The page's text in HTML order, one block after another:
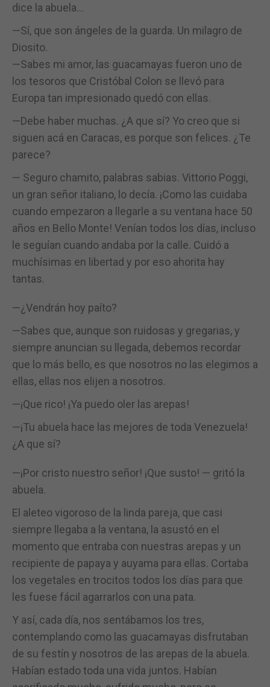
dice la abuela…
—Sí, que son ángeles de la guarda. Un milagro de
Diosito.
—Sabes mi amor, las guacamayas fueron uno de
los tesoros que Cristóbal Colon se llevó para
Europa tan impresionado quedó con ellas.
—Debe haber muchas. ¿A que sí? Yo creo que si
siguen acá en Caracas, es porque son felices. ¿Te
parece?
— Seguro chamito, palabras sabias. Vittorio Poggi,
un gran señor italiano, lo decía. ¡Como las cuidaba
cuando empezaron a llegarle a su ventana hace 50
años en Bello Monte! Venían todos los días, incluso
le seguían cuando andaba por la calle. Cuidó a
muchísimas en libertad y por eso ahorita hay
tantas.
—¿Vendrán hoy paíto?
—Sabes que, aunque son ruidosas y gregarias, y
siempre anuncian su llegada, debemos recordar
que lo más bello, es que nosotros no las elegimos a
ellas, ellas nos elijen a nosotros.
—¡Que rico! ¡Ya puedo oler las arepas!
—¡Tu abuela hace las mejores de toda Venezuela!
¿A que sí?
—¡Por cristo nuestro señor! ¡Que susto! — gritó la
abuela.
El aleteo vigoroso de la linda pareja, que casi
siempre llegaba a la ventana, la asustó en el
momento que entraba con nuestras arepas y un
recipiente de papaya y auyama para ellas. Cortaba
los vegetales en trocitos todos los días para que
les fuese fácil agarrarlos con una pata.
Y así, cada día, nos sentábamos los tres,
contemplando como las guacamayas disfrutaban
de su festín y nosotros de las arepas de la abuela.
Habían estado toda una vida juntos. Habían